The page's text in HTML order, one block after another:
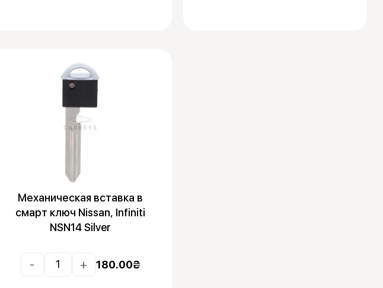
Механическая вставка в
смарт ключ Nissan, Infiniti
NSN14 Silver
- + 180.00₴